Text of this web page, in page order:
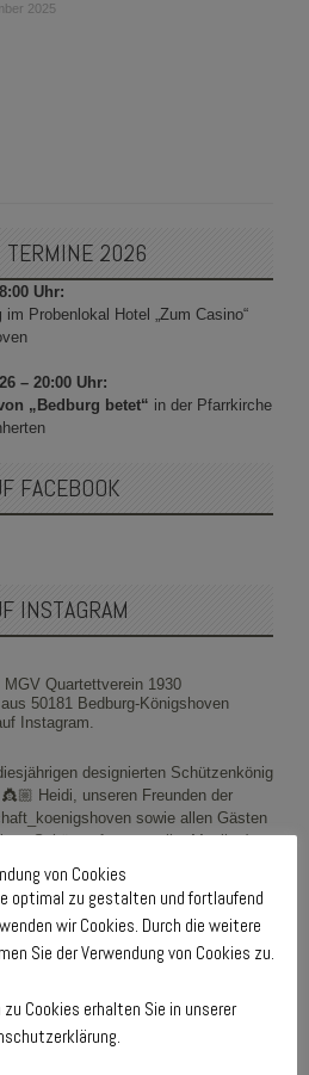
2025
TERMINE 2026
Uhr:
im Probenlokal Hotel „Zum Casino“
– 20:00 Uhr:
„Bedburg betet“ in der Pfarrkirche
FACEBOOK
INSTAGRAM
Quartettverein 1930
50181 Bedburg-Königshoven
Instagram.
von Cookies
optimal zu gestalten und fortlaufend
wir Cookies. Durch die weitere
Sie der Verwendung von Cookies zu.
Cookies erhalten Sie in unserer